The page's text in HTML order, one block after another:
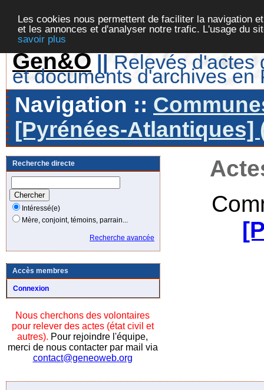
Les cookies nous permettent de faciliter la navigation
et les annonces et d'analyser notre trafic. L'usage du
savoir plus
Gen&O || Relevés d'actes
et documents d'archives en
Navigation ::
[Pyrénées-Atlantiques]
Recherche directe
Intéressé(e)
Mère, conjoint, témoins, parrain...
Recherche avancée
Accès membres
Connexion
Nous cherchons des volontaires
pour relever des actes (état civil et
autres). Pour rejoindre l'équipe,
merci de nous contacter par mail via
contact@geneoweb.org